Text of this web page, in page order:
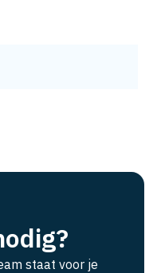
staat voor je